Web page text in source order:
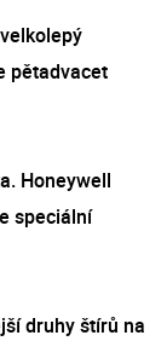
pětadvacet
Honeywell
speciální
druhy štírů na